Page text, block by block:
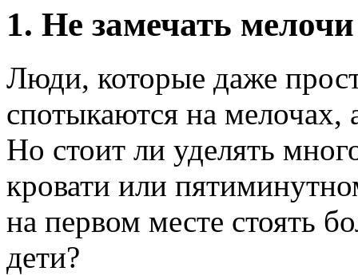
1. Не замечать мелочи
Люди, которые даже
спотыкаются на мелочах,
Но стоит ли уделять
кровати или
на первом месте стоять
дети?